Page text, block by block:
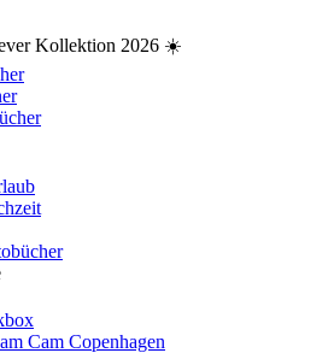
Kollektion 2026 ☀️
Cam Copenhagen